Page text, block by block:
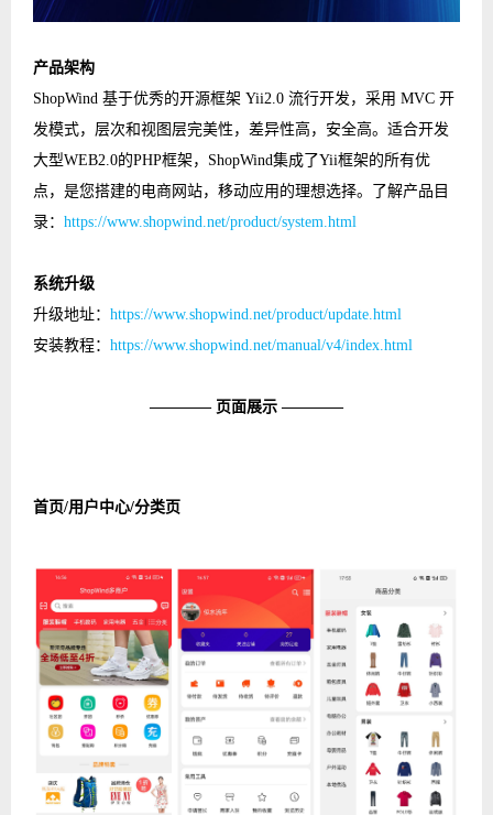
产品架构
ShopWind 基于优秀的开源框架 Yii2.0 流行开发，采用 MVC 开
发模式，层次和视图层完美性，差异性高，安全高。适合开发
大型WEB2.0的PHP框架，ShopWind集成了Yii框架的所有优
点，是您搭建的电商网站，移动应用的理想选择。了解产品目
录： https://www.shopwind.net/product/system.html
系统升级
升级地址： https://www.shopwind.net/product/update.html
安装教程： https://www.shopwind.net/manual/v4/index.html
———— 页面展示 ————
首页/用户中心/分类页